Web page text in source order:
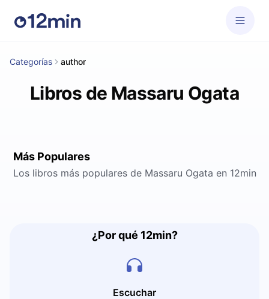
Categorías author
Libros de Massaru Ogata
Más Populares
Los libros más populares de Massaru Ogata en 12min
¿Por qué 12min?
Escuchar